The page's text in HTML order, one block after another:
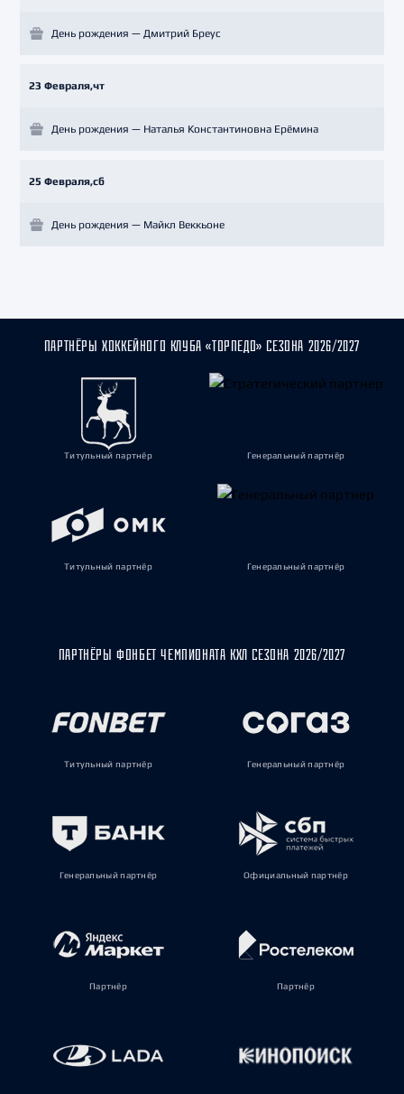
День рождения — Дмитрий Бреус
23 Февраля,чт
День рождения — Наталья Константиновна Ерёмина
25 Февраля,сб
День рождения — Майкл Веккьоне
ПАРТНЁРЫ ХОККЕЙНОГО КЛУБА «ТОРПЕДО» СЕЗОНА 2026/2027
Титульный партнёр Генеральный партнёр
Титульный партнёр Генеральный партнёр
ПАРТНЁРЫ ФОНБЕТ ЧЕМПИОНАТА КХЛ СЕЗОНА 2026/2027
Титульный партнёр Генеральный партнёр
Генеральный партнёр Официальный партнёр
Партнёр Партнёр